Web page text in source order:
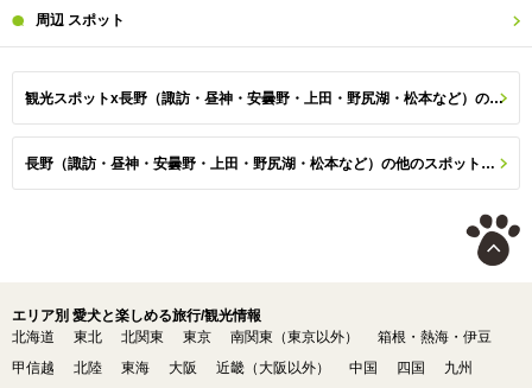
周辺 スポット
観光スポットx長野（諏訪・昼神・安曇野・上田・野尻湖・松本など）のスポット一覧
長野（諏訪・昼神・安曇野・上田・野尻湖・松本など）の他のスポットを探す
エリア別 愛犬と楽しめる旅行/観光情報
北海道
東北 北関東 東京 南関東（東京以外）
箱根・熱海・伊豆
甲信越
北陸 東海 大阪 近畿（大阪以外） 中国 四国 九州